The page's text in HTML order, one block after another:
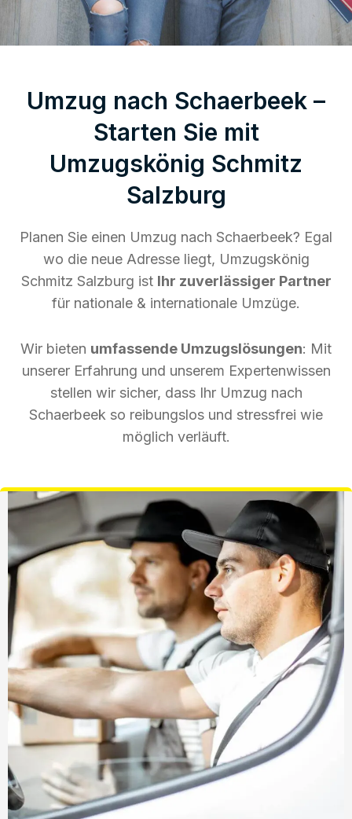
Umzug nach Schaerbeek –
Starten Sie mit
Umzugskönig Schmitz
Salzburg
Planen Sie einen Umzug nach Schaerbeek? Egal
wo die neue Adresse liegt, Umzugskönig
Schmitz Salzburg ist Ihr zuverlässiger Partner
für nationale & internationale Umzüge.
Wir bieten umfassende Umzugslösungen: Mit
unserer Erfahrung und unserem Expertenwissen
stellen wir sicher, dass Ihr Umzug nach
Schaerbeek so reibungslos und stressfrei wie
möglich verläuft.